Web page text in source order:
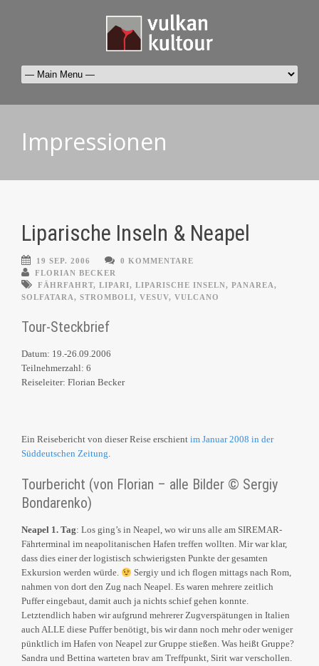
Impressionen
Liparische Inseln & Neapel
19 SEP. 2006
0 KOMMENTARE
FLORIAN BECKER
FÄHRFAHRT, LIPARI, LIPARISCHE INSELN, PANAREA,
SOLFATARA, STROMBOLI, VESUV, VULCANO
Tour-Steckbrief
Datum: 19.-26.09.2006
Teilnehmerzahl: 6
Reiseleiter: Florian Becker
Ein Reisebericht von dieser Reise erschient im Januar 2008 in der
Süddeutschen Zeitung.
Tourbericht (von Florian – alle Bilder © Sergiy
Bondarenko)
Neapel 1. Tag: Los ging’s in Neapel, wo wir uns alle am SIREMAR-
Fährterminal im neapolitanischen Hafen treffen wollten. Mir war klar,
dass dies einer der logistisch schwierigsten Punkte der gesamten
Exkursion werden würde.
Sergiy und ich flogen mittags nach Rom,
nahmen von dort den Zug nach Neapel. Es waren mehrere zeitlich
Puffer eingebaut, damit auch ja nichts schief gehen konnte.
Letztendlich haben wir aufgrund mehrerer Zugverspätungen in Italien
auch ALLE diese Puffer benötigt, bis wir dann noch mehr oder weniger
pünktlich im Hafen von Neapel zur Gruppe stießen. Was heißt Gruppe?
Sandra und Bettina warteten brav am Treffpunkt, Sirit war verschollen.